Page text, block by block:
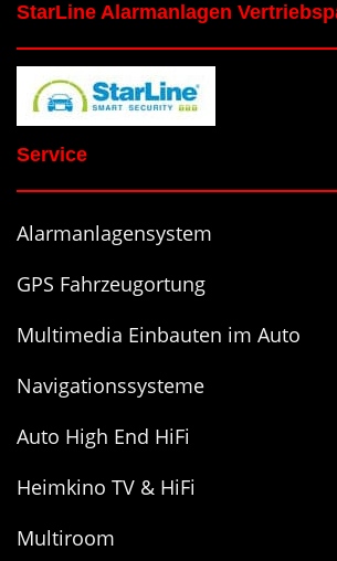
StarLine Alarmanlagen
Service
Alarmanlagensystem
GPS Fahrzeugortung
Multimedia Einbauten im Auto
Navigationssysteme
Auto High End HiFi
Heimkino TV & HiFi
Multiroom